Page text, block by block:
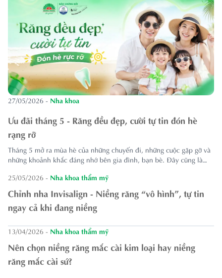
27/05/2026 - Nha khoa
Ưu đãi tháng 5 - Răng đều đẹp, cười tự tin đón hè
rạng rỡ
Tháng 5 mở ra mùa hè của những chuyến đi, những cuộc gặp gỡ và
những khoảnh khắc đáng nhớ bên gia đình, bạn bè. Đây cũng là
và mong muốn tự tin hơn với nụ cười của chính mình.
25/05/2026 - Nha khoa thẩm mỹ
Chỉnh nha Invisalign - Niềng răng “vô hình”, tự tin
ngay cả khi đang niềng
13/04/2026 - Nha khoa thẩm mỹ
Nên chọn niềng răng mắc cài kim loại hay niềng
răng mắc cài sứ?